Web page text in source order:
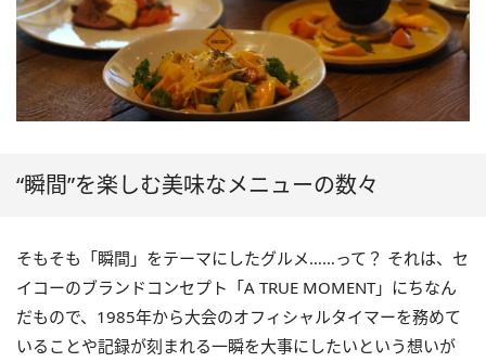
“瞬間”を楽しむ美味なメニューの数々
そもそも「瞬間」をテーマにしたグルメ……って？ それは、セ
イコーのブランドコンセプト「A TRUE MOMENT」にちなん
だもので、1985年から大会のオフィシャルタイマーを務めて
いることや記録が刻まれる一瞬を大事にしたいという想いが